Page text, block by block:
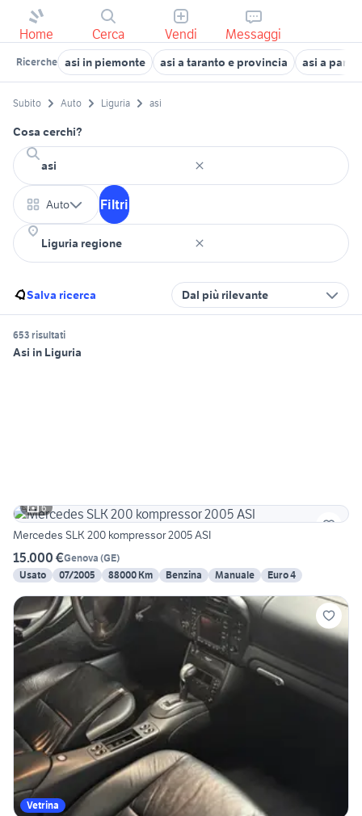
Home Cerca Vendi Messaggi
Ricerche asi in piemonte asi a taranto e provincia asi a
Subito Auto Liguria asi
Cosa cerchi?
Auto Filtri
Salva ricerca Dal più rilevante
653 risultati
Asi in Liguria
6
Mercedes SLK 200 kompressor 2005 ASI
15.000 €Genova (GE)
Usato
07/2005 88000 Km Benzina Manuale Euro 4
Vetrina